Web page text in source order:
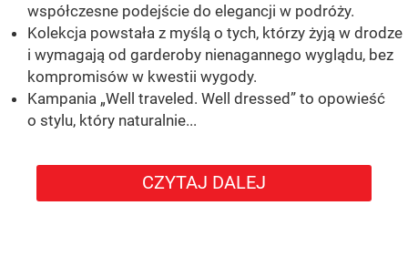
współczesne podejście do elegancji w podróży.
Kolekcja powstała z myślą o tych, którzy żyją w drodze
i wymagają od garderoby nienagannego wyglądu, bez
kompromisów w kwestii wygody.
Kampania „Well traveled. Well dressed” to opowieść
o stylu, który naturalnie...
CZYTAJ DALEJ